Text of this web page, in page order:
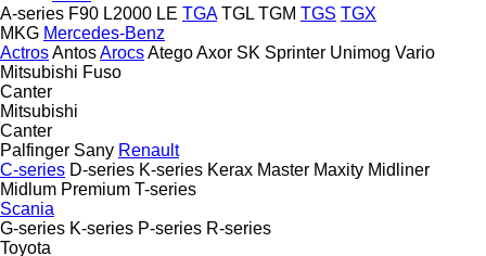
A-series F90 L2000 LE TGA TGL TGM TGS TGX
MKG Mercedes-Benz
ActrosAntosArocsAtegoAxor SK Sprinter Unimog Vario
Mitsubishi Fuso
Canter
Mitsubishi
Canter
Palfinger Sany Renault
C-series D-series K-series Kerax Master Maxity Midliner
Midlum Premium T-series
Scania
G-series K-series P-series R-series
Toyota